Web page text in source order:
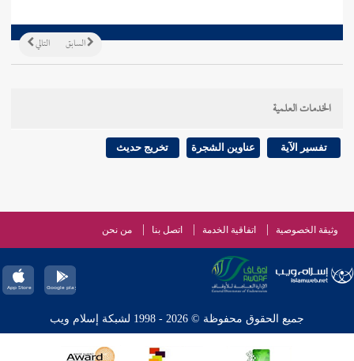
التالي السابق
الخدمات العلمية
تفسير الآية عناوين الشجرة تخريج حديث
وثيقة الخصوصية اتفاقية الخدمة اتصل بنا من نحن
جميع الحقوق محفوظة © 2026 - 1998 لشبكة إسلام ويب